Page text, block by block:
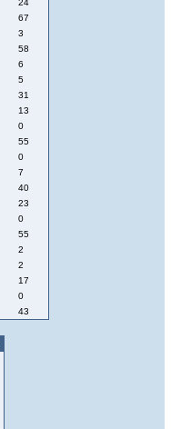
24
67
3
58
6
5
31
13
0
55
0
7
40
23
0
55
2
2
17
0
43